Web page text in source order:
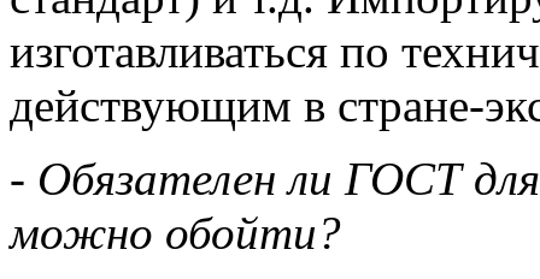
изготавливаться по
действующим в стране-
- Обязателен ли ГОСТ
можно обойти?